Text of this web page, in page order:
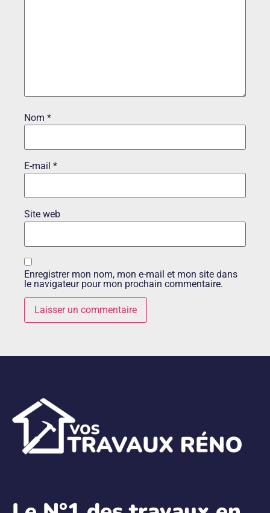
Nom *
E-mail *
Site web
Enregistrer mon nom, mon e-mail et mon site dans
le navigateur pour mon prochain commentaire.